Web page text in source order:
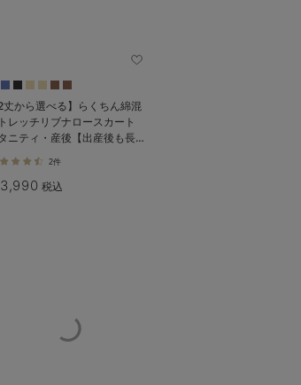
2丈から選べる】らくちん綿混
レッチリブナロースカート
ニティ・産後【出産後も長く
2件
3,990 税込